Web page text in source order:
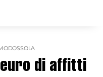
di affitti